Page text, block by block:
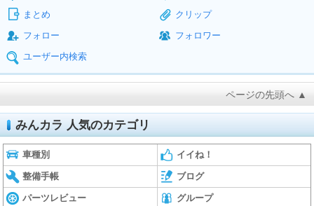
まとめ
クリップ
フォロー
フォロワー
ユーザー内検索
ページの先頭へ ▲
みんカラ 人気のカテゴリ
車種別 イイね！
整備手帳 ブログ
パーツレビュー グループ